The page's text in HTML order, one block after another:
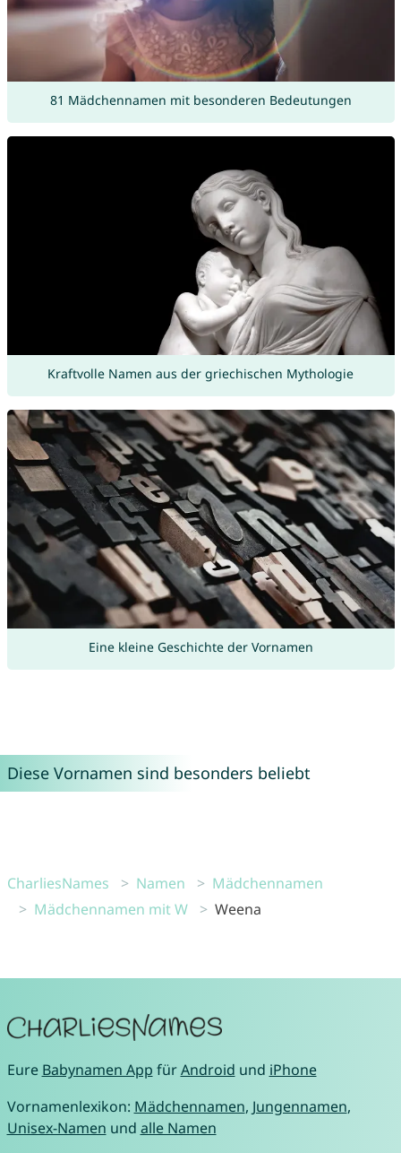
81 Mädchennamen mit besonderen Bedeutungen
Kraftvolle Namen aus der griechischen Mythologie
Eine kleine Geschichte der Vornamen
Diese Vornamen sind besonders beliebt
CharliesNames Namen
Mädchennamen
Mädchennamen mit W
Weena
Eure Babynamen App fürAndroid und iPhone
Vornamenlexikon: Mädchennamen, Jungennamen,
Unisex-Namen und alle Namen